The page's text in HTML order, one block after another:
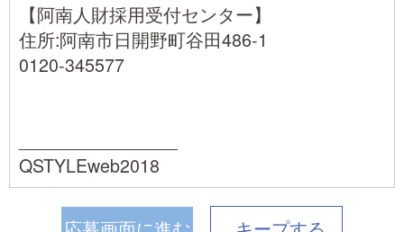
【阿南人財採用受付センター】
住所:阿南市日開野町谷田486-1
0120-345577
QSTYLEweb2018